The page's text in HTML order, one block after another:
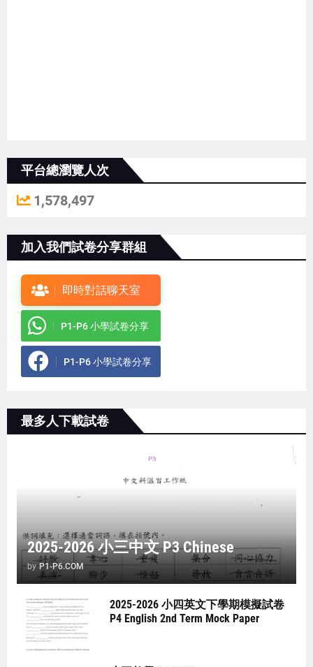
平台總瀏覽人次
1,578,497
加入我們試卷分享群組
即時對話聊天室
P1-P6 小學試卷分享
P1-P6 小學試卷分享
最多人下載試卷
2025-2026 小三中文 P3 Chinese
by P1-P6.COM
2025-2026 小四英文下學期模擬試卷
P4 English 2nd Term Mock Paper